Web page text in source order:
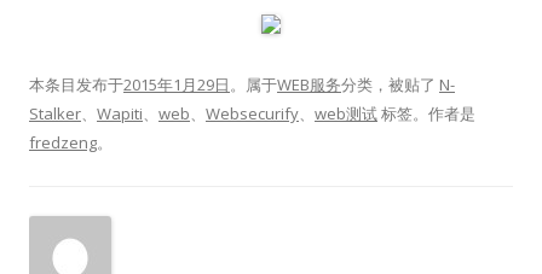
本条目发布于2015年1月29日。属于WEB服务分类，被贴了 N-
Stalker、 Wapiti、 web、 Websecurify、 web测试标签。 作者是
fredzeng。